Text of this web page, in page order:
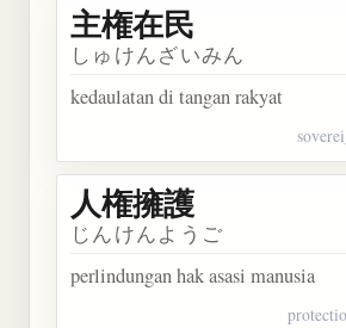
主権在民
しゅけんざいみん
kedaulatan di tangan rakyat
人権擁護
じんけんようご
perlindungan hak asasi manusia